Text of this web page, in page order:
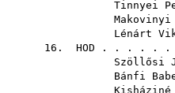
Tinnyei
Lénárt
16. HOD . . . . . .
Szöllősi
Bánfi
Kisháziné